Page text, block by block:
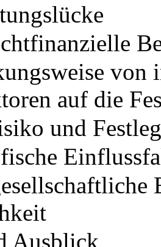
von
auf die
und
Ausblick